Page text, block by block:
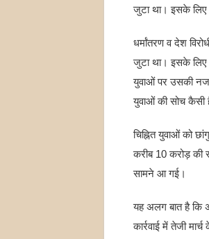
जुटा था। इसके लिए
धर्मांतरण व देश
जुटा था। इसके लिए
युवाओं पर उसकी
युवाओं की सोच कैसी
चिह्नित युवाओं को
करीब 10 करोड़ की
सामने आ गई।
यह अलग बात है कि
कार्रवाई में तेजी